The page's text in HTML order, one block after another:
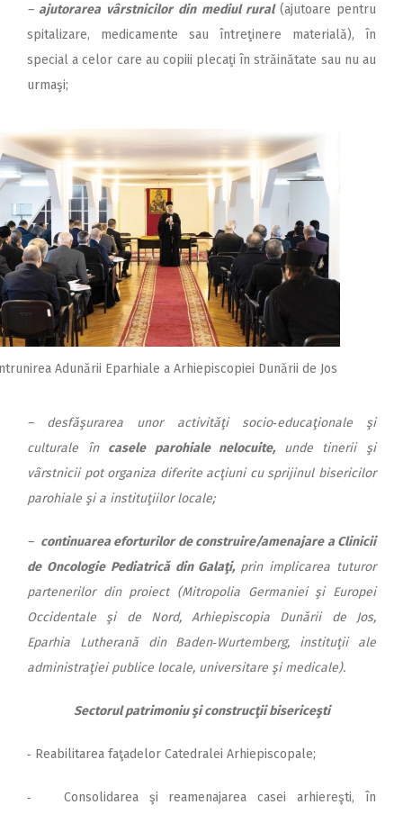
– ajutorarea vârstnicilor din mediul rural (ajutoare pentru
spitalizare, medicamente sau întreţinere materială), în
special a celor care au copiii plecaţi în străinătate sau nu au
urmaşi;
Adunării Eparhiale a Arhiepiscopiei Dunării de Jos
– desfăşurarea unor activităţi socio‑educaţionale şi
culturale în casele parohiale nelocuite, unde tinerii şi
vârstnicii pot organiza diferite acţiuni cu sprijinul bisericilor
parohiale şi a instituţiilor locale;
– continuarea eforturilor de construire/amenajare a Clinicii
de Oncologie Pediatrică din Galaţi, prin implicarea tuturor
partenerilor din proiect (Mitropolia Germaniei şi Europei
Occidentale şi de Nord, Arhiepiscopia Dunării de Jos,
Eparhia Lutherană din Baden‑Wurtemberg, instituţii ale
administraţiei publice locale, universitare şi medicale).
Sectorul patrimoniu şi construcţii bisericeşti
‑ Reabilitarea faţadelor Catedralei Arhiepiscopale;
‑ Consolidarea şi reamenajarea casei arhiereşti, în